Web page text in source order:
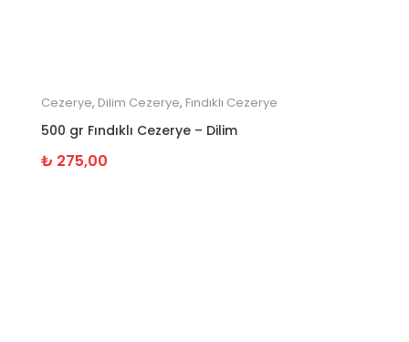
Cezerye, Dilim Cezerye, Fındıklı Cezerye
500 gr Fındıklı Cezerye – Dilim
₺ 275,00